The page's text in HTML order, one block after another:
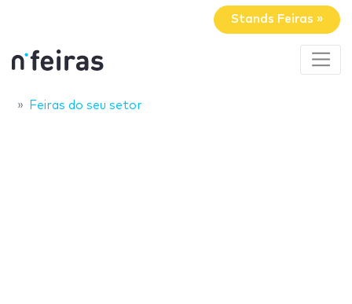
Stands Feiras »
Feiras do seu setor